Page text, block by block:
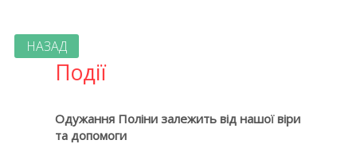
НАЗАД
Події
Одужання Поліни залежить від нашої віри
та допомоги